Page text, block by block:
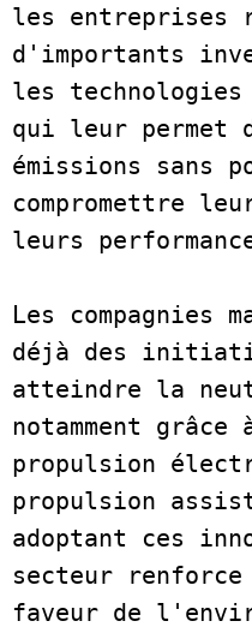
les entreprises
d'importants
les technologies
qui leur permet
émissions sans
compromettre
leurs
Les compagnies
déjà des
atteindre la
notamment
propulsion
propulsion
adoptant ces
secteur renforce
faveur de